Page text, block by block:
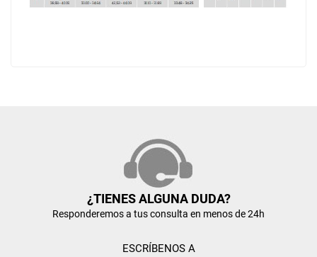
¿TIENES ALGUNA DUDA?
Responderemos a tus consulta en menos de 24h
ESCRÍBENOS A